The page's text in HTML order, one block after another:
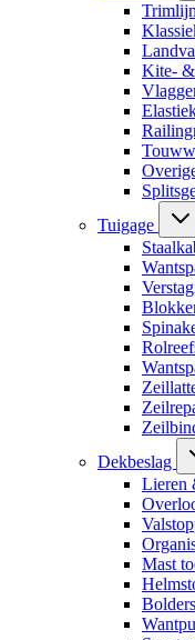
Kite-
Tuigage
Dekbeslag
Lieren
Mast